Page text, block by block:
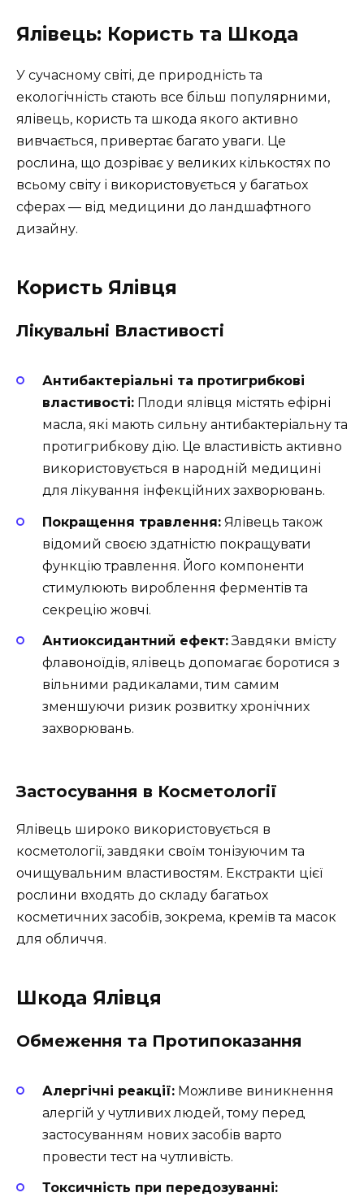
Ялівець: Користь та Шкода
У сучасному світі, де природність та
екологічність стають все більш популярними,
ялівець, користь та шкода якого активно
вивчається, привертає багато уваги. Це
рослина, що дозріває у великих кількостях по
всьому світу і використовується у багатьох
сферах — від медицини до ландшафтного
дизайну.
Користь Ялівця
Лікувальні Властивості
Антибактеріальні та протигрибкові
властивості: Плоди ялівця містять ефірні
масла, які мають сильну антибактеріальну та
протигрибкову дію. Це властивість активно
використовується в народній медицині
для лікування інфекційних захворювань.
Покращення травлення: Ялівець також
відомий своєю здатністю покращувати
функцію травлення. Його компоненти
стимулюють вироблення ферментів та
секрецію жовчі.
Антиоксидантний ефект:Завдяки вмісту
флавоноїдів, ялівець допомагає боротися з
вільними радикалами, тим самим
зменшуючи ризик розвитку хронічних
захворювань.
Застосування в Косметології
Ялівець широко використовується в
косметології, завдяки своїм тонізуючим та
очищувальним властивостям. Екстракти цієї
рослини входять до складу багатьох
косметичних засобів, зокрема, кремів та масок
для обличчя.
Шкода Ялівця
Обмеження та Протипоказання
Алергічні реакції: Можливе виникнення
алергій у чутливих людей, тому перед
застосуванням нових засобів варто
провести тест на чутливість.
Токсичність при передозуванні: